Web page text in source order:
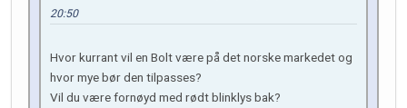
20:50
Hvor kurrant vil en Bolt være på det norske markedet og
hvor mye bør den tilpasses?
Vil du være fornøyd med rødt blinklys bak?